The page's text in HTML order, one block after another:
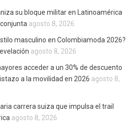
su bloque militar en Latinoamérica
agosto 8, 2026
masculino en Colombiamoda 2026?
agosto 8, 2026
acceder a un 30% de descuento
a la movilidad en 2026 agosto 8,
carrera suiza que impulsa el trail
agosto 8, 2026